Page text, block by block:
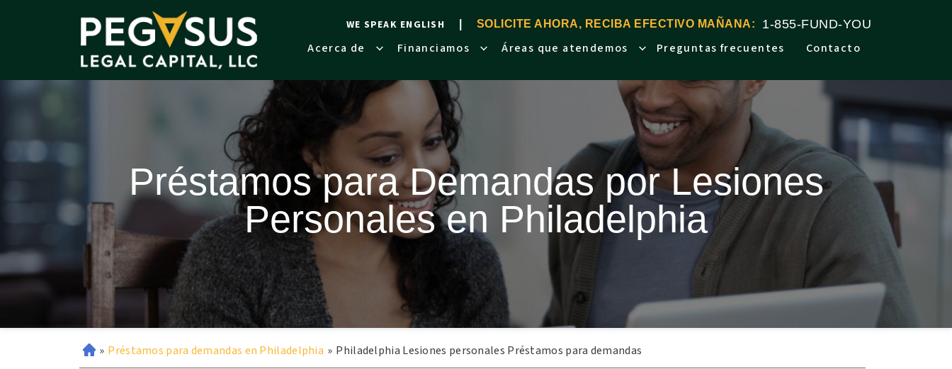
WE SPEAK ENGLISH SOLICITE AHORA, RECIBA EFECTIVO MAÑANA: 1-855-FUND-YOU
Acerca de Financiamos Áreas que atendemos Preguntas frecuentes Contacto
Préstamos para Demandas por Lesiones
Personales en Philadelphia
» Préstamos para demandas en Philadelphia » Philadelphia Lesiones personales Préstamos para demandas